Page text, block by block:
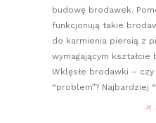
budowę brodawek.
funkcjonują takie
do karmienia piersią z
wymagającym
Wklęsłe brodawki –
“problem”? Najbardziej